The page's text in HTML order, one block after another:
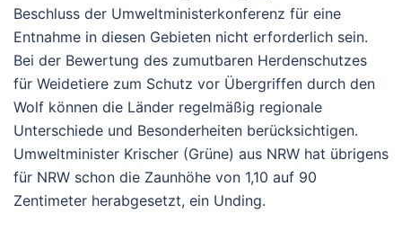
Beschluss der Umweltministerkonferenz für eine
Entnahme in diesen Gebieten nicht erforderlich sein.
Bei der Bewertung des zumutbaren Herdenschutzes
für Weidetiere zum Schutz vor Übergriffen durch den
Wolf können die Länder regelmäßig regionale
Unterschiede und Besonderheiten berücksichtigen.
Umweltminister Krischer (Grüne) aus NRW hat übrigens
für NRW schon die Zaunhöhe von 1,10 auf 90
Zentimeter herabgesetzt, ein Unding.